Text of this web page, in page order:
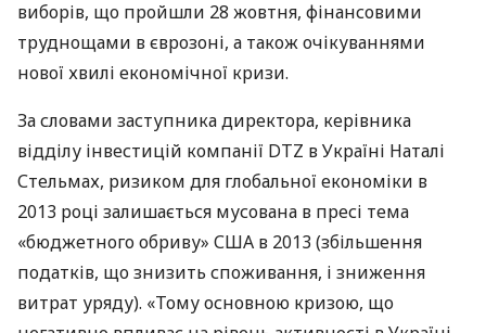
виборів, що пройшли 28 жовтня, фінансовими
труднощами в єврозоні, а також очікуваннями
нової хвилі економічної кризи.
За словами заступника директора, керівника
відділу інвестицій компанії DTZ в Україні Наталі
Стельмах, ризиком для глобальної економіки в
2013 році залишається мусована в пресі тема
«бюджетного обриву» США в 2013 (збільшення
податків, що знизить споживання, і зниження
витрат уряду). «Тому основною кризою, що